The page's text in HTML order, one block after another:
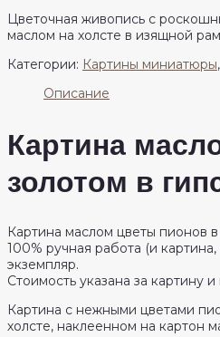
Цветочная живопись с
маслом на холсте в изящной
Категории: Картины миниатюры,
Описание
Картина
золотом в
Картина маслом цветы пионов
100% ручная работа (и
экземпляр.
Стоимость указана за картину
Картина с нежными цветами
холсте, наклеенном на картон